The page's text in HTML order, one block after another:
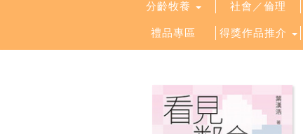
分齡牧養 社會／倫理
禮品專區 得獎作品推介